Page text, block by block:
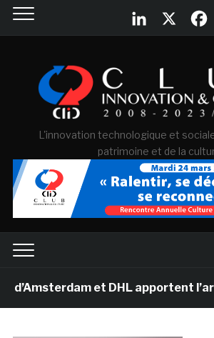
L'innovation technologique et
patrimoine et de la
et DHL apportent l’art